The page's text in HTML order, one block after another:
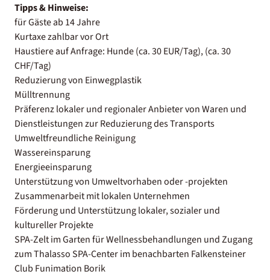
Tipps & Hinweise:
für Gäste ab 14 Jahre
Kurtaxe zahlbar vor Ort
Haustiere auf Anfrage: Hunde (ca. 30 EUR/Tag), (ca. 30
CHF/Tag)
Reduzierung von Einwegplastik
Mülltrennung
Präferenz lokaler und regionaler Anbieter von Waren und
Dienstleistungen zur Reduzierung des Transports
Umweltfreundliche Reinigung
Wassereinsparung
Energieeinsparung
Unterstützung von Umweltvorhaben oder -projekten
Zusammenarbeit mit lokalen Unternehmen
Förderung und Unterstützung lokaler, sozialer und
kultureller Projekte
SPA-Zelt im Garten für Wellnessbehandlungen und Zugang
zum Thalasso SPA-Center im benachbarten Falkensteiner
Club Funimation Borik